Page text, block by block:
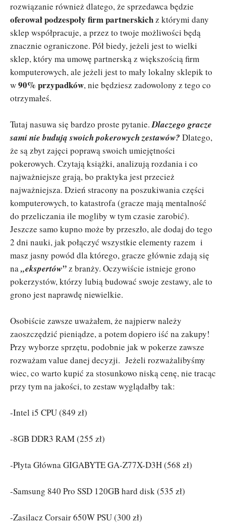
rozwiązanie również dlatego, że sprzedawca będzie
oferował podzespoły firmpartnerskichz którymi dany
sklep współpracuje, a przez to twoje możliwości będą
znacznie ograniczone. Pół biedy, jeżeli jest to wielki
sklep, który ma umowę partnerską z większością firm
komputerowych, ale jeżeli jest to mały lokalny sklepik to
w90% przypadków, nie będziesz zadowolony z tego co
otrzymałeś.
Tutaj nasuwa się bardzo proste pytanie.Dlaczego gracze
sami nie budują swoich pokerowych zestawów? Dlatego,
że są zbyt zajęci poprawą swoich umiejętności
pokerowych. Czytają książki, analizują rozdania i co
najważniejsze grają, bo praktyka jest przecież
najważniejsza. Dzień stracony na poszukiwania części
komputerowych, to katastrofa (gracze mają mentalność
do przeliczania ile mogliby w tym czasie zarobić).
Jeszcze samo kupno może by przeszło, ale dodaj do tego
2 dni nauki, jak połączyć wszystkie elementy razem i
masz jasny powód dla którego, gracze głównie zdają się
na„ekspertów”z branży. Oczywiście istnieje grono
pokerzystów, którzy lubią budować swoje zestawy, ale to
grono jest naprawdę niewielkie.
Osobiście zawsze uważałem, że najpierw należy
zaoszczędzić pieniądze, a potem dopiero iść na zakupy!
Przy wyborze sprzętu, podobnie jak w pokerze zawsze
rozważam value danej decyzji. Jeżeli rozważalibyśmy
wiec, co warto kupić za stosunkowo niską cenę, nie tracąc
przy tym na jakości, to zestaw wyglądałby tak:
-Intel i5 CPU (849 zł)
-8GB DDR3 RAM (255 zł)
-Płyta Główna GIGABYTE GA-Z77X-D3H (568 zł)
-Samsung 840 Pro SSD 120GB hard disk (535 zł)
-Zasilacz Corsair 650W PSU (300 zł)